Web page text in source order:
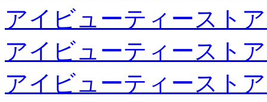
アイビューティースト
アイビューティースト
アイビューティースト